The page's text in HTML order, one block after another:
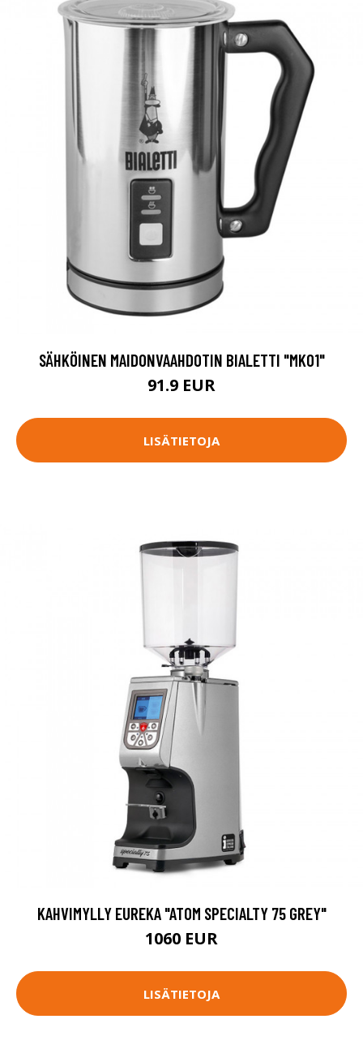
SÄHKÖINEN MAIDONVAAHDOTIN BIALETTI "MK01"
91.9 EUR
LISÄTIETOJA
KAHVIMYLLY EUREKA "ATOM SPECIALTY 75 GREY"
1060 EUR
LISÄTIETOJA